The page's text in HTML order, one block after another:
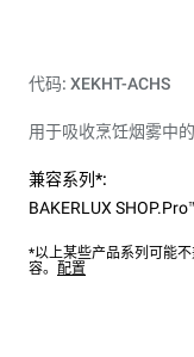
代码: XEKHT-ACHS
用于吸收烹饪烟雾中
兼容系列*:
BAKERLUX
*以上某些产品系列可能
容。 配置